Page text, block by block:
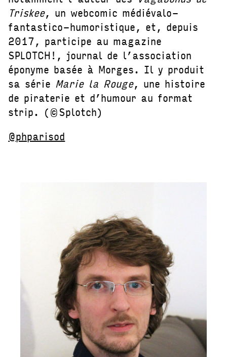
Triskee, un webcomic médiévalo-
fantastico-humoristique, et, depuis
2017, participe au magazine
SPLOTCH!, journal de l’association
éponyme basée à Morges. Il y produit
sa série Marie la Rouge, une histoire
de piraterie et d’humour au format
strip. (©Splotch)
@phparisod